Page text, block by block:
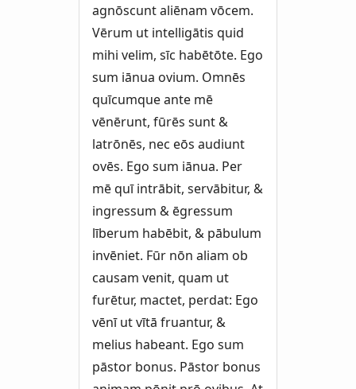
agnōscunt aliēnam vōcem.
Vērum ut intelligātis quid
mihi velim, sīc habētōte. Ego
sum iānua ovium. Omnēs
quīcumque ante mē
vēnērunt, fūrēs sunt &
latrōnēs, nec eōs audiunt
ovēs. Ego sum iānua. Per
mē quī intrābit, servābitur, &
ingressum & ēgressum
līberum habēbit, & pābulum
invēniet. Fūr nōn aliam ob
causam venit, quam ut
furētur, mactet, perdat: Ego
vēnī ut vītā fruantur, &
melius habeant. Ego sum
pāstor bonus. Pāstor bonus